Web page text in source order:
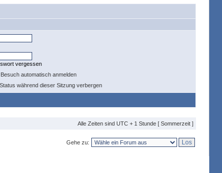
vergessen
automatisch anmelden
während dieser Sitzung verbergen
Alle Zeiten sind UTC + 1 Stunde [ Sommerzeit ]
Gehe zu: